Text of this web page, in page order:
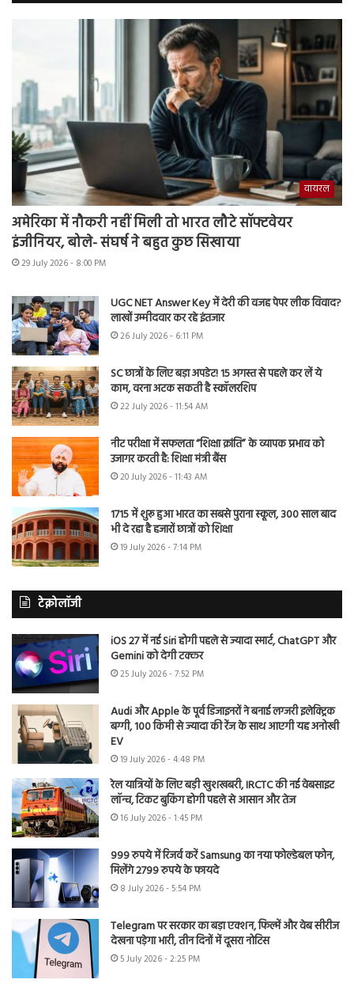
वायरल
अमेरिका में नौकरी नहीं मिली तो भारत लौटे सॉफ्टवेयर
इंजीनियर, बोले- संघर्ष ने बहुत कुछ सिखाया
29 July 2026 - 8:00 PM
UGC NET Answer Key में देरी की वजह पेपर लीक विवाद?
लाखों उम्मीदवार कर रहे इंतजार
26 July 2026 - 6:11 PM
SC छात्रों के लिए बड़ा अपडेट! 15 अगस्त से पहले कर लें ये
काम, वरना अटक सकती है स्कॉलरशिप
22 July 2026 - 11:54 AM
नीट परीक्षा में सफलता “शिक्षा क्रांति” के व्यापक प्रभाव को
उजागर करती है: शिक्षा मंत्री बैंस
20 July 2026 - 11:43 AM
1715 में शुरू हुआ भारत का सबसे पुराना स्कूल, 300 साल बाद
भी दे रहा है हजारों छात्रों को शिक्षा
19 July 2026 - 7:14 PM
टेक्नोलॉजी
iOS 27 में नई Siri होगी पहले से ज्यादा स्मार्ट, ChatGPT और
Gemini को देगी टक्कर
25 July 2026 - 7:52 PM
Audi और Apple के पूर्व डिजाइनरों ने बनाई लग्जरी इलेक्ट्रिक
बग्गी, 100 किमी से ज्यादा की रेंज के साथ आएगी यह अनोखी
EV
19 July 2026 - 4:48 PM
रेल यात्रियों के लिए बड़ी खुशखबरी, IRCTC की नई वेबसाइट
लॉन्च, टिकट बुकिंग होगी पहले से आसान और तेज
16 July 2026 - 1:45 PM
999 रुपये में रिजर्व करें Samsung का नया फोल्डेबल फोन,
मिलेंगे 2799 रुपये के फायदे
8 July 2026 - 5:54 PM
Telegram पर सरकार का बड़ा एक्शन, फिल्में और वेब सीरीज
देखना पड़ेगा भारी, तीन दिनों में दूसरा नोटिस
5 July 2026 - 2:25 PM